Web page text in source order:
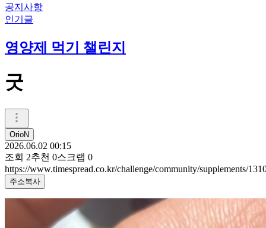
공지사항
인기글
영양제 먹기 챌린지
굿
OrioN
2026.06.02 00:15
조회 2추천 0스크랩 0
https://www.timespread.co.kr/challenge/community/supplements/
주소복사